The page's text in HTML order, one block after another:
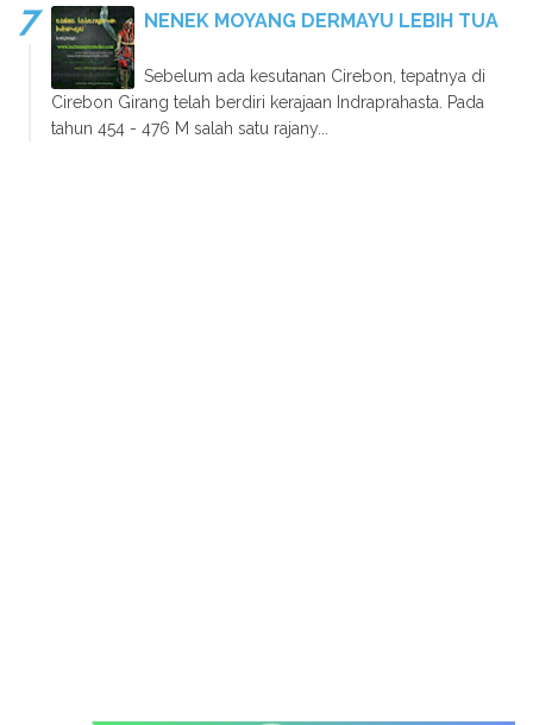
NENEK MOYANG DERMAYU LEBIH TUA
Sebelum ada kesutanan Cirebon, tepatnya di
Cirebon Girang telah berdiri kerajaan Indraprahasta. Pada
tahun 454 - 476 M salah satu rajany...